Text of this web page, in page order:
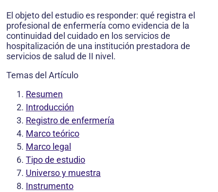
El objeto del estudio es responder: qué registra el
profesional de enfermería como evidencia de la
continuidad del cuidado en los servicios de
hospitalización de una institución prestadora de
servicios de salud de II nivel.
Temas del Artículo
Resumen
Introducción
Registro de enfermería
Marco teórico
Marco legal
Tipo de estudio
Universo y muestra
Instrumento